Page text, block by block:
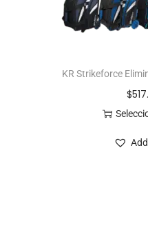
KR Strikeforce
$